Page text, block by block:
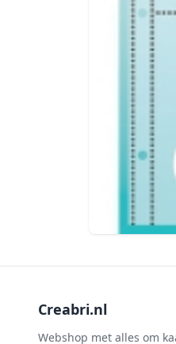
Creabri.nl
Webshop met alles om